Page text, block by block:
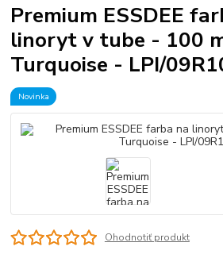
Premium ESSDEE
linoryt v tube - 100
Turquoise - LPI/
Novinka
Ohodnotiť produkt